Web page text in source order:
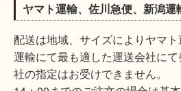
ヤマト運輸、佐川急便、新潟運
配送は地域、サイズによりヤマ
運輸にて最も適した運送会社に
社の指定はお受けできません。